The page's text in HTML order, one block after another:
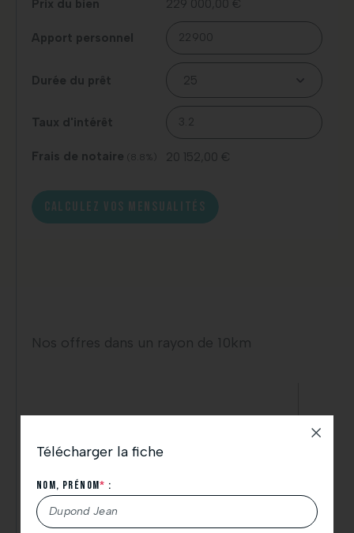
Prix du bien 229 000,00 €
Apport personnel
Durée du prêt
Taux d'intérêt
Frais de notaire (8.8%) 20 152,00 €
CALCULEZ VOS MENSUALITÉS
Nos offres dans un rayon de 10km
Télécharger la fiche
Nom, Prénom* :